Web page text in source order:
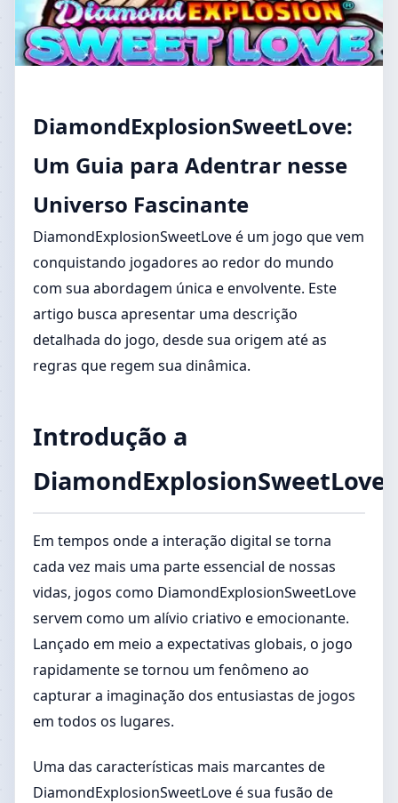
DiamondExplosionSweetLove:
Um Guia para Adentrar nesse
Universo Fascinante
DiamondExplosionSweetLove é um jogo que vem
conquistando jogadores ao redor do mundo
com sua abordagem única e envolvente. Este
artigo busca apresentar uma descrição
detalhada do jogo, desde sua origem até as
regras que regem sua dinâmica.
Introdução a
DiamondExplosionSweetLove
Em tempos onde a interação digital se torna
cada vez mais uma parte essencial de nossas
vidas, jogos como DiamondExplosionSweetLove
servem como um alívio criativo e emocionante.
Lançado em meio a expectativas globais, o jogo
rapidamente se tornou um fenômeno ao
capturar a imaginação dos entusiastas de jogos
em todos os lugares.
Uma das características mais marcantes de
DiamondExplosionSweetLove é sua fusão de